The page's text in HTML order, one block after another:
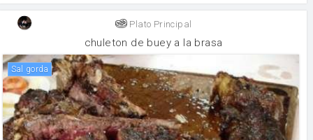
Plato Principal
chuleton de buey a la brasa
sal gorda